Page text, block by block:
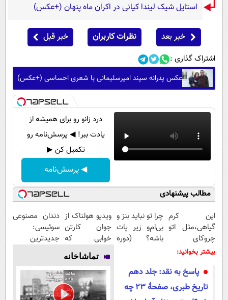
استایل شیک لیندا کیانی در اکران ماه پنهان (+عکس)
خبر بعد نظرات کاربران خبر قبل
اشتراک گذاری :
عکس پدرانه سپند امیرسلیمانی با شعری احساسی (+عکس)
درد زانو رو برای همیشه از
یادت ببر! ◀ پرسش‌نامه رو
تکمیل کن ▶
◀ پرسش‌نامه
مطالب پیشنهادی
این کرم
گیاهی،مثل اتو
چروکای
پوستتوصاف
چرا تو نباید بنز و
بی‌ام‌و زیر پات
باشه؟ (دوره
ویدیو هولناک از
جوان کارتن
خوابی که
میلیاردر شد.
آموزش رایگان
دندان مصنوعی
سوئیسی:
جدیدترین
پرداخت قسطی
بیشتر بخوانید:
پاسخ به نقد: جلد دهم
تاریخ طبری، صفحۀ 23 چه
تماشاخانه